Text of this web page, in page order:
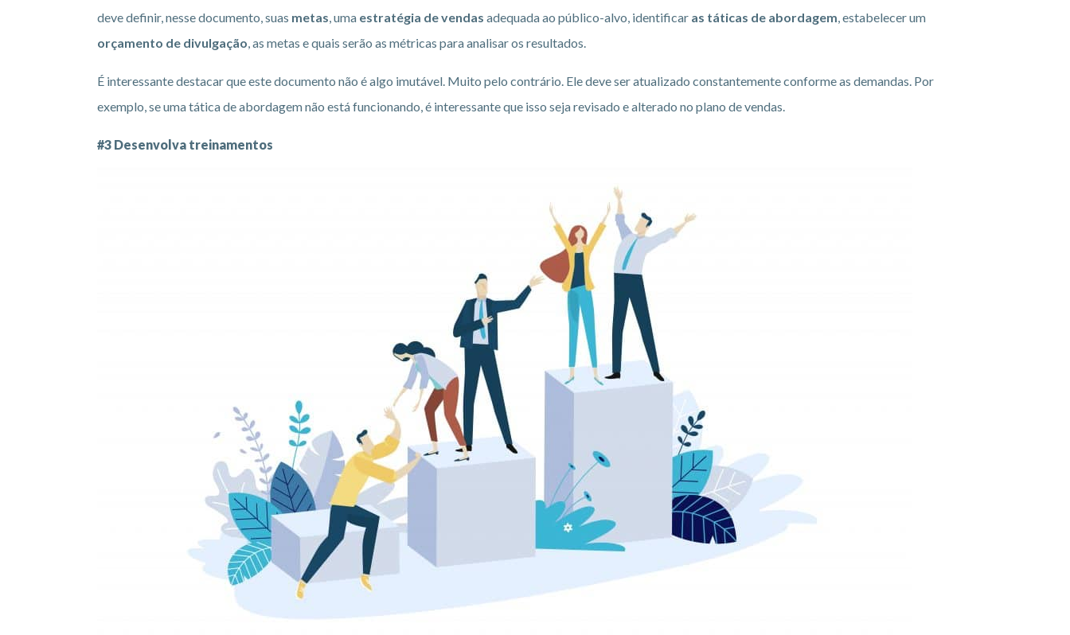
deve definir, nesse documento, suas metas, uma estratégia de vendas adequada ao público-alvo, identificar as táticas de abordagem, estabelecer um
orçamento de divulgação, as metas e quais serão as métricas para analisar os resultados.
É interessante destacar que este documento não é algo imutável. Muito pelo contrário. Ele deve ser atualizado constantemente conforme as demandas. Por
exemplo, se uma tática de abordagem não está funcionando, é interessante que isso seja revisado e alterado no plano de vendas.
#3 Desenvolva treinamentos